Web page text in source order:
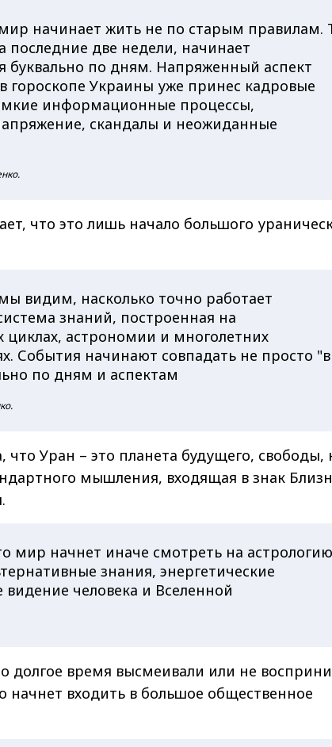
начинает жить не по старым правилам.
последние две недели, начинает
буквально по дням. Напряженный аспект
гороскопе Украины уже принес кадровые
информационные процессы,
скандалы и неожиданные
что это лишь начало большого
видим, насколько точно работает
знаний, построенная на
циклах, астрономии и многолетних
События начинают совпадать не просто "в
по дням и аспектам
что Уран – это планета будущего, свободы,
мышления, входящая в знак
мир начнет иначе смотреть на
знания, энергетические
видение человека и Вселенной
долгое время высмеивали или не
начнет входить в большое общественное